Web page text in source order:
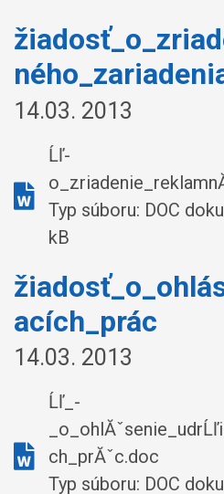
14.03. 2013
Ĺľ-
Typ súboru: DOC
kB
acích_prác
14.03. 2013
Ĺľ_-
ch_prĂˇc.doc
Typ súboru: DOC